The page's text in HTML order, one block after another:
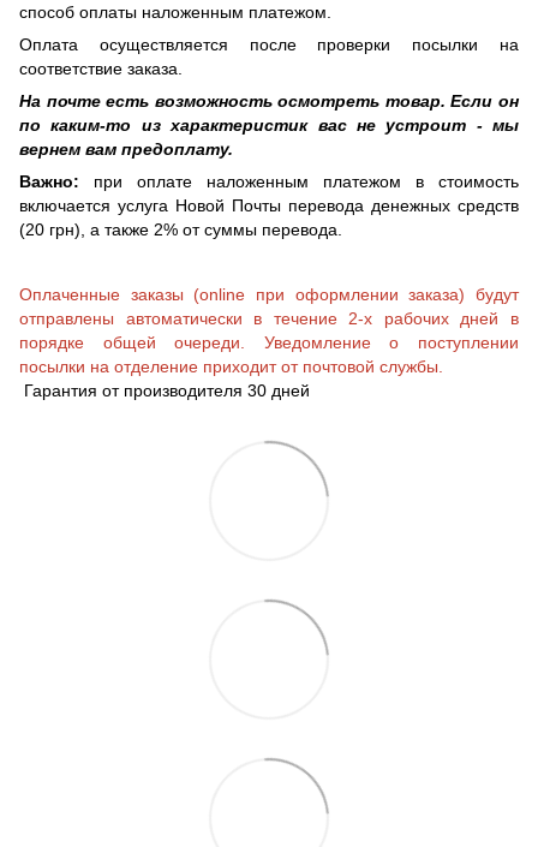
способ оплаты наложенным платежом.
Оплата осуществляется после проверки посылки на
соответствие заказа.
На почте есть возможность осмотреть товар. Если он
по каким-то из характеристик вас не устроит - мы
вернем вам предоплату.
Важно: при оплате наложенным платежом в стоимость
включается услуга Новой Почты перевода денежных средств
(20 грн), а также 2% от суммы перевода.
Оплаченные заказы (online при оформлении заказа) будут
отправлены автоматически в течение 2-х рабочих дней в
порядке общей очереди. Уведомление о поступлении
посылки на отделение приходит от почтовой службы.
Гарантия от производителя 30 дней